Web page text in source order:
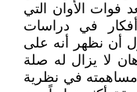
فوات الأوان التي
أفكار في دراسات
أن نظهر أنه على
لا يزال له صلة
مساهمته في نظرية